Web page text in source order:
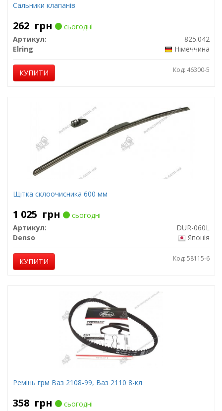
Сальники клапанів
262 грн
сьогодні
Артикул:
825.042
Elring
Німеччина
КУПИТИ Код: 46300-5
Щітка склоочисника 600 мм
1 025 грн
сьогодні
Артикул:
DUR-060L
Denso
Японія
КУПИТИ Код: 58115-6
Ремінь грм Ваз 2108-99, Ваз 2110 8-кл
358 грн
сьогодні